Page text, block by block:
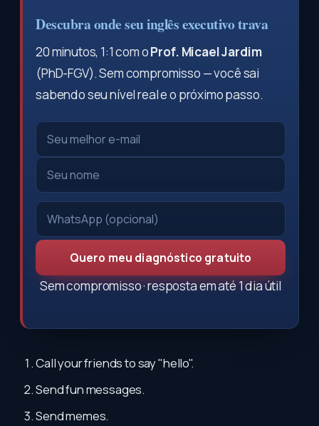
Descubra onde seu inglês executivo trava
20 minutos, 1:1 com oProf. Micael Jardim
(PhD-FGV). Sem compromisso — você sai
sabendo seu nível real e o próximo passo.
Quero meu diagnóstico gratuito
Sem compromisso · resposta em até 1 dia útil
Call your friends to say "hello".
Send fun messages.
Send memes.